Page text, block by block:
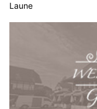
Laune